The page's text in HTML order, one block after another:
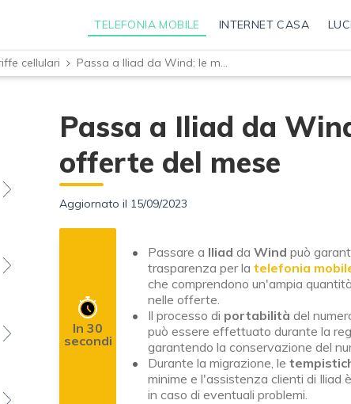
TELEFONIA MOBILE INTERNET CASA
cellulari Passa a Iliad da Wind: le migliori offerte del mese
Passa a Iliad da
offerte del mese
Aggiornato il 15/09/2023
In 30
secondi
Passare a Iliad da Wind può
trasparenza per la telefonia
che comprendono un'ampia
nelle offerte.
Il processo di portabilità del
può essere effettuato durante la
garantendo la conservazione del
Durante la migrazione, le
minime e l'assistenza clienti di Iliad
in caso di eventuali problemi.